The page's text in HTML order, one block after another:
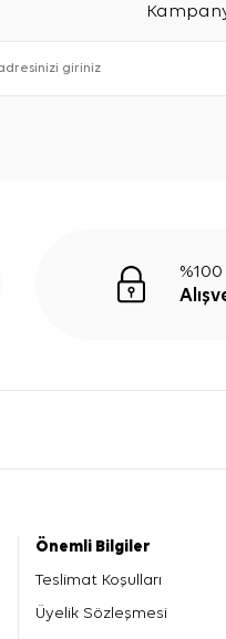
Önemli Bilgiler
Teslimat Koşulları
Üyelik Sözleşmesi